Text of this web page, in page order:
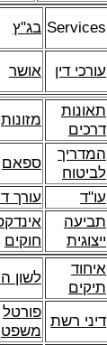
בג"ץ Services
אושר עורכי דין
מזונות
תאונות
דרכים
ספאם
המדריך
לביטוח
עורך
עו"ד
חוקים
תביעה
ייצוגית
לשון
איחוד
תיקים
פורטל
משפט
דיני רשת